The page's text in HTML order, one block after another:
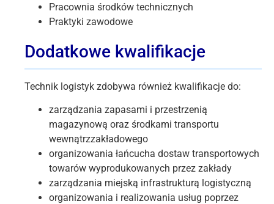
Pracownia środków technicznych
Praktyki zawodowe
Dodatkowe kwalifikacje
Technik logistyk zdobywa również kwalifikacje do:
zarządzania zapasami i przestrzenią
magazynową oraz środkami transportu
wewnątrzzakładowego
organizowania łańcucha dostaw transportowych
towarów wyprodukowanych przez zakłady
zarządzania miejską infrastrukturą logistyczną
organizowania i realizowania usług poprzez